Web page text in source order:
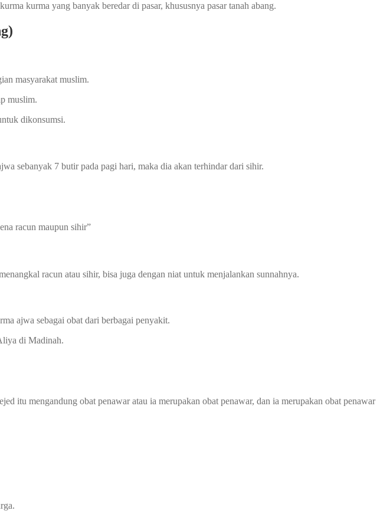
kurma yang banyak beredar di pasar, khususnya pasar tanah abang.
masyarakat muslim.
muslim.
dikonsumsi.
sebanyak 7 butir pada pagi hari, maka dia akan terhindar dari sihir.
racun maupun sihir”
racun atau sihir, bisa juga dengan niat untuk menjalankan sunnahnya.
ajwa sebagai obat dari berbagai penyakit.
di Madinah.
itu mengandung obat penawar atau ia merupakan obat penawar, dan ia merupakan obat penawar